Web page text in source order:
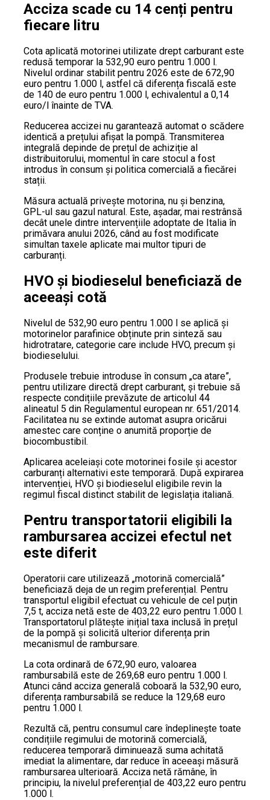
Acciza scade cu 14 cenți pentru
fiecare litru
Cota aplicată motorinei utilizate drept carburant este
redusă temporar la 532,90 euro pentru 1.000 l.
Nivelul ordinar stabilit pentru 2026 este de 672,90
euro pentru 1.000 l, astfel că diferența fiscală este
de 140 de euro pentru 1.000 l, echivalentul a 0,14
euro/l înainte de TVA.
Reducerea accizei nu garantează automat o scădere
identică a prețului afișat la pompă. Transmiterea
integrală depinde de prețul de achiziție al
distribuitorului, momentul în care stocul a fost
introdus în consum și politica comercială a fiecărei
stații.
Măsura actuală privește motorina, nu și benzina,
GPL-ul sau gazul natural. Este, așadar, mai restrânsă
decât unele dintre intervențiile adoptate de Italia în
primăvara anului 2026, când au fost modificate
simultan taxele aplicate mai multor tipuri de
carburanți.
HVO și biodieselul beneficiază de
aceeași cotă
Nivelul de 532,90 euro pentru 1.000 l se aplică și
motorinelor parafinice obținute prin sinteză sau
hidrotratare, categorie care include HVO, precum și
biodieselului.
Produsele trebuie introduse în consum „ca atare”,
pentru utilizare directă drept carburant, și trebuie să
respecte condițiile prevăzute de articolul 44
alineatul 5 din Regulamentul european nr. 651/2014.
Facilitatea nu se extinde automat asupra oricărui
amestec care conține o anumită proporție de
biocombustibil.
Aplicarea aceleiași cote motorinei fosile și acestor
carburanți alternativi este temporară. După expirarea
intervenției, HVO și biodieselul eligibile revin la
regimul fiscal distinct stabilit de legislația italiană.
Pentru transportatorii eligibili la
rambursarea accizei efectul net
este diferit
Operatorii care utilizează „motorină comercială”
beneficiază deja de un regim preferențial. Pentru
transportul eligibil efectuat cu vehicule de cel puțin
7,5 t, acciza netă este de 403,22 euro pentru 1.000 l.
Transportatorul plătește inițial taxa inclusă în prețul
de la pompă și solicită ulterior diferența prin
mecanismul de rambursare.
La cota ordinară de 672,90 euro, valoarea
rambursabilă este de 269,68 euro pentru 1.000 l.
Atunci când acciza generală coboară la 532,90 euro,
diferența rambursabilă se reduce la 129,68 euro
pentru 1.000 l.
Rezultă că, pentru consumul care îndeplinește toate
condițiile regimului de motorină comercială,
reducerea temporară diminuează suma achitată
imediat la alimentare, dar reduce în aceeași măsură
rambursarea ulterioară. Acciza netă rămâne, în
principiu, la nivelul preferențial de 403,22 euro pentru
1.000 l.